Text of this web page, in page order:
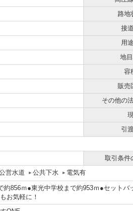
路地
接
用
地
容
販売
その他の
引
取引条件
営水道 公共下水 電気有
約856ｍ●東光中学校まで約953ｍ●セット
お気軽に！